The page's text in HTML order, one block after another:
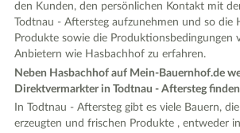
den Kunden, den persönlichen Kontakt mit
Todtnau - Aftersteg aufzunehmen und so die
Produkte sowie die Produktionsbedingungen
Anbietern wie Hasbachhof zu erfahren.
Neben Hasbachhof auf Mein-Bauernhof.de
Direktvermarkter in Todtnau - Aftersteg finden
In Todtnau - Aftersteg gibt es viele Bauern,
erzeugten und frischen Produkte , entweder